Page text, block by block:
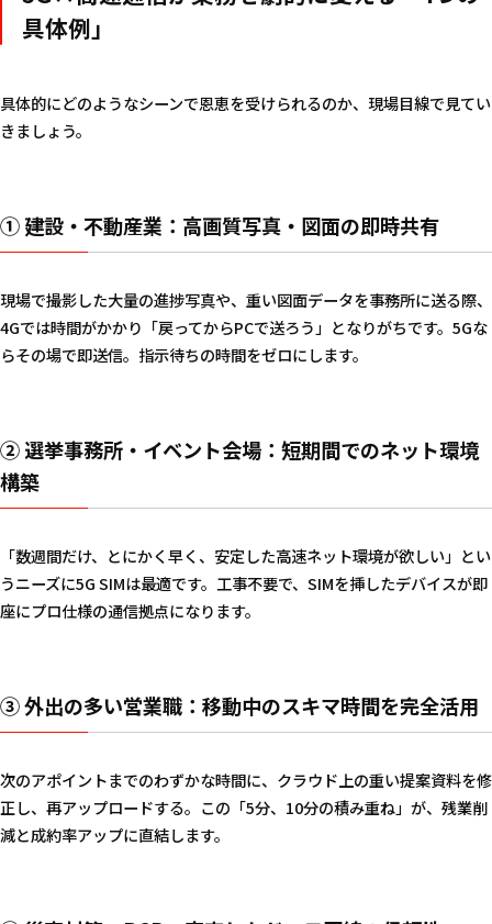
具体例」
具体的にどのようなシーンで恩恵を受けられるのか、現場目線で見てい
きましょう。
① 建設・不動産業：高画質写真・図面の即時共有
現場で撮影した大量の進捗写真や、重い図面データを事務所に送る際、
4Gでは時間がかかり「戻ってからPCで送ろう」となりがちです。5Gな
らその場で即送信。指示待ちの時間をゼロにします。
② 選挙事務所・イベント会場：短期間でのネット環境
構築
「数週間だけ、とにかく早く、安定した高速ネット環境が欲しい」とい
うニーズに5G SIMは最適です。工事不要で、SIMを挿したデバイスが即
座にプロ仕様の通信拠点になります。
③ 外出の多い営業職：移動中のスキマ時間を完全活用
次のアポイントまでのわずかな時間に、クラウド上の重い提案資料を修
正し、再アップロードする。この「5分、10分の積み重ね」が、残業削
減と成約率アップに直結します。